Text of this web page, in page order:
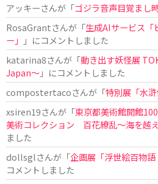
アッキーさんが「ゴジラ音声目覚まし
RosaGrantさんが「生成AIサービス「
ー」
」にコメントしました
katarina8さんが「動き出す妖怪展
Japan〜」にコメントしました
compostertacoさんが「特別展「水滸
xsiren19さんが「東京都美術館開館
美術コレクション 百花繚乱～海を越
ました
dollsglさんが「企画展「浮世絵百物
コメントしました